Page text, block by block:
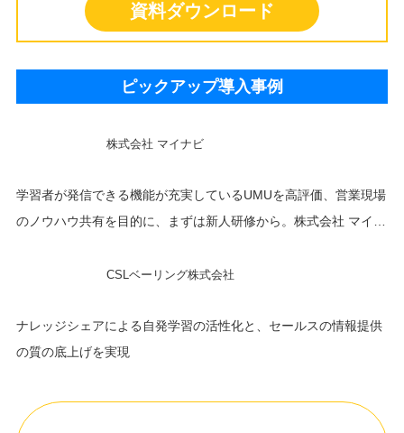
資料ダウンロード
ピックアップ導入事例
株式会社 マイナビ
学習者が発信できる機能が充実しているUMUを高評価、営業現場
のノウハウ共有を目的に、まずは新人研修から。株式会社 マイナ
CSLベーリング株式会社
ナレッジシェアによる自発学習の活性化と、セールスの情報提供
の質の底上げを実現